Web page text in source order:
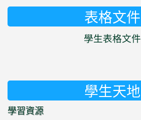
表格文件
學生表格文件
學生天地
學習資源